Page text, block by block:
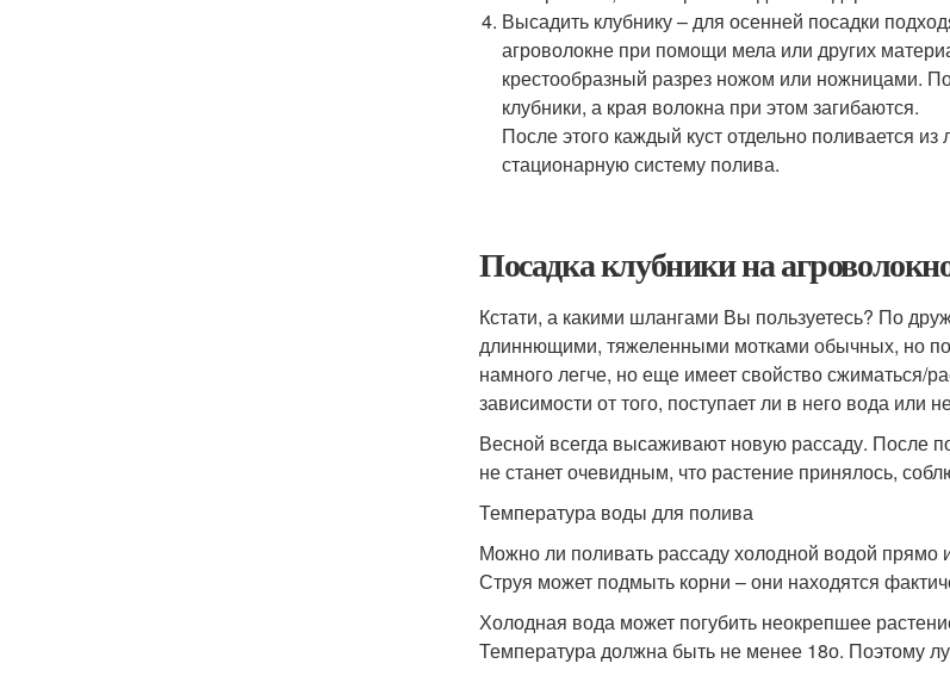
Высадить клубнику – для осенней посадки
агроволокне при помощи мела или других
крестообразный разрез ножом или ножницами.
клубники, а края волокна при этом загибаются.
После этого каждый куст отдельно поливается
стационарную систему полива.
Посадка клубники на
Кстати, а какими шлангами Вы пользуетесь? По
длиннющими, тяжеленными мотками обычных, но
намного легче, но еще имеет свойство сжиматься/
зависимости от того, поступает ли в него вода
Весной всегда высаживают новую рассаду. После
не станет очевидным, что растение принялось,
Температура воды для полива
Можно ли поливать рассаду холодной водой
Струя может подмыть корни – они находятся
Холодная вода может погубить неокрепшее
Температура должна быть не менее 18о. Поэтому